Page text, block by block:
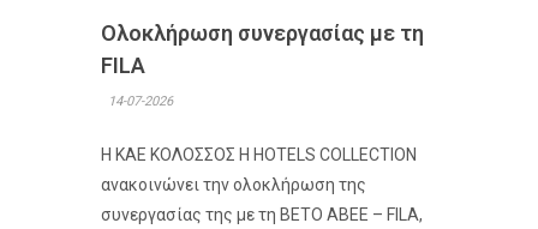
Ολοκλήρωση συνεργασίας με τη
FILA
14-07-2026
Η ΚΑΕ ΚΟΛΟΣΣΟΣ H HOTELS COLLECTION
ανακοινώνει την ολοκλήρωση της
συνεργασίας της με τη ΒΕΤΟ ΑΒΕΕ – FILA,